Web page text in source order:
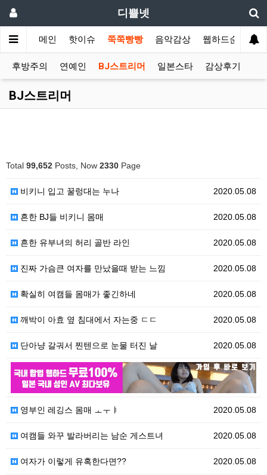
디쁠넷
메인 핫이슈 쭉쭉빵빵 음악감상 웹하드순위
후방주의 연예인 BJ스트리머 일본스타 감상후기
BJ스트리머
Total 99,652 Posts, Now 2330 Page
2020.05.08
비키니 입고 꿀렁대는 누나
2020.05.08
흔한 BJ들 비키니 몸매
2020.05.08
흔한 유부녀의 허리 골반 라인
2020.05.08
진짜 가슴큰 여자를 만났을때 받는 느낌
2020.05.08
확실히 여캠들 몸매가 좋긴하네
2020.05.08
깨박이 아효 옆 침대에서 자는중 ㄷㄷ
2020.05.08
단아냥 갈궈서 찐텐으로 눈물 터진 날
2020.05.08
2020.05.08
영부인 레깅스 몸매 ㅗㅜㅑ
2020.05.08
여캠들 와꾸 발라버리는 남순 게스트녀
2020.05.08
여자가 이렇게 유혹한다면??